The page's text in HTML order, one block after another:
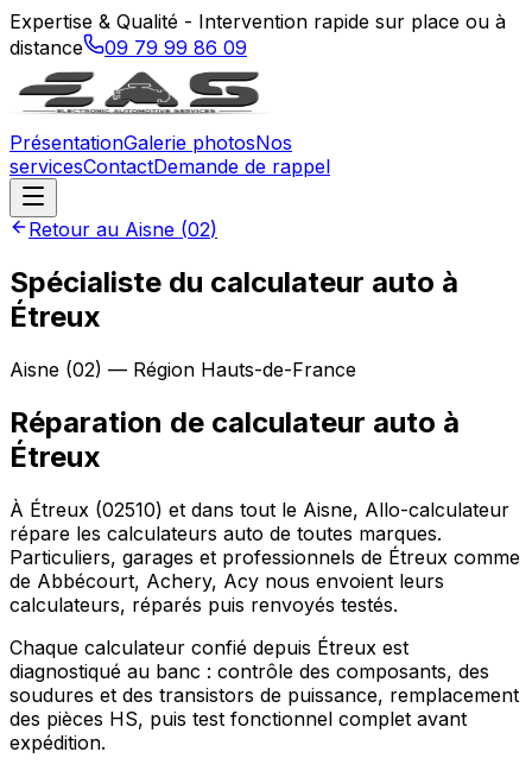
Expertise & Qualité - Intervention rapide sur place ou à
distance
09 79 99 86 09
PrésentationGalerie photosNos
servicesContactDemande de rappel
Retour au Aisne (02)
Spécialiste du calculateur auto à
Étreux
Aisne (02) — Région Hauts-de-France
Réparation de calculateur auto à
Étreux
À Étreux (02510) et dans tout le Aisne, Allo-calculateur
répare les calculateurs auto de toutes marques.
Particuliers, garages et professionnels de Étreux comme
de Abbécourt, Achery, Acy nous envoient leurs
calculateurs, réparés puis renvoyés testés.
Chaque calculateur confié depuis Étreux est
diagnostiqué au banc : contrôle des composants, des
soudures et des transistors de puissance, remplacement
des pièces HS, puis test fonctionnel complet avant
expédition.